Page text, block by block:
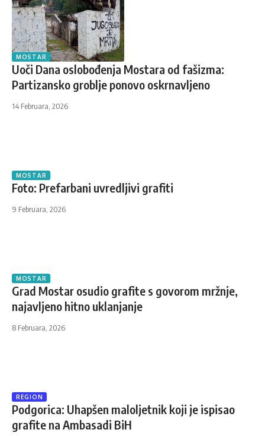
MOSTAR
Uoči Dana oslobođenja Mostara od fašizma:
Partizansko groblje ponovo oskrnavljeno
14 Februara, 2026
MOSTAR
Foto: Prefarbani uvredljivi grafiti
9 Februara, 2026
MOSTAR
Grad Mostar osudio grafite s govorom mržnje,
najavljeno hitno uklanjanje
8 Februara, 2026
REGION
Podgorica: Uhapšen maloljetnik koji je ispisao
grafite na Ambasadi BiH